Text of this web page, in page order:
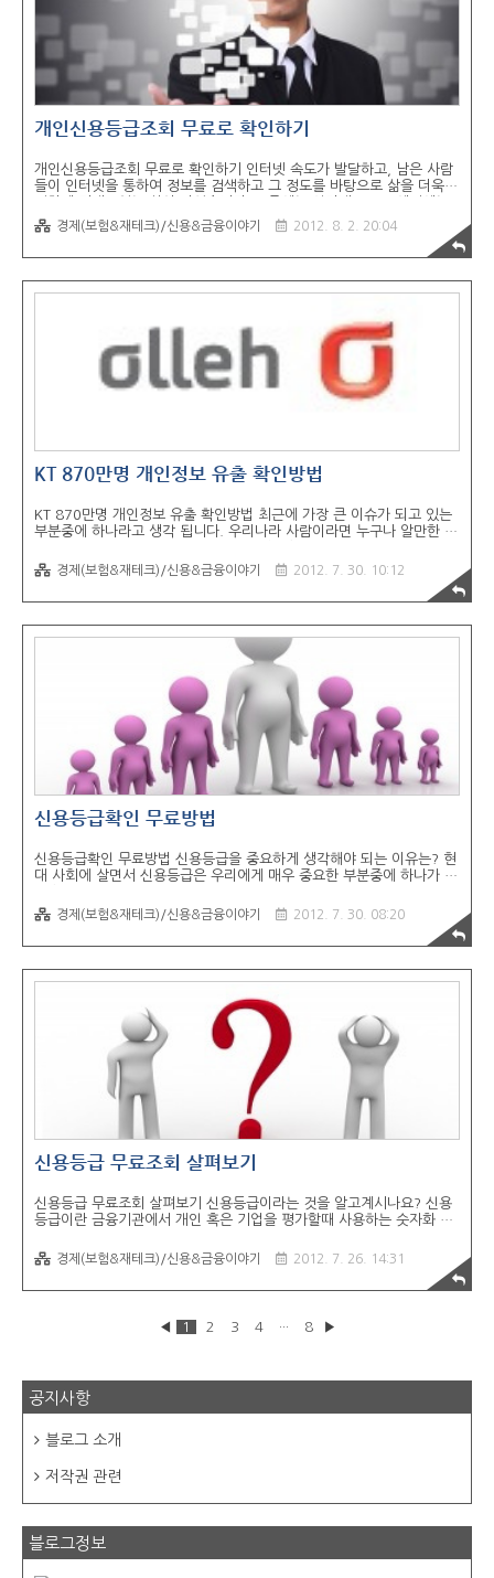
개인신용등급조회 무료로 확인하기
개인신용등급조회 무료로 확인하기 인터넷 속도가 발달하고, 남은 사람
들이 인터넷을 통하여 정보를 검색하고 그 정도를 바탕으로 삶을 더욱
하지 못하는 것들을 할수 있습니다. 예를 들면 신용등급 조회를 조회하
는 것은 금융권에 직접 방문을 해야만 가능했던 일이지만, 요즘에는 인
터넷을 통해서도 정확한 자신의 신용등급을 확인할 수 있습니다. 또한
급? 왜 필요한것일까? 신용등급은 성인이라면 누구나 가지고 있는 보이
으면 시험점수가 좋은것처럼 신용등급도 좋은 신용거래를 하면 점수가
오르게 됩니다. 신용등급이란, 금융..
경제(보험&재테크)/신용&금융이야기 2012. 8. 2. 20:04
KT 870만명 개인정보 유출 확인방법
KT 870만명 개인정보 유출 확인방법 최근에 가장 큰 이슈가 되고 있는
부분중에 하나라고 생각 됩니다. 우리나라 사람이라면 누구나 알만한 기
870만명이라는 사람의 개인정보가 유출되었다고 합니다. KT에 가입되
어있는 개인정보가 약 1600만명이라고 하는걸로 알고있습니다. 그러면
이미 절반이 넘는 사람이 개인정보가 유출되었다고 합니다. 그러고 나온
물건이 아닙니다. 회수란 있을 수 없답니다. KT 개인정보 유출 확인 어
떻게? 일단 가장 먼저 KT의 개인정보 유출 확인 하는 방법은 KT 올레닷
컴[링크]로 접속하시면 사이트 중앙에 조그마한 팝업창이 하나 보이실껍
경제(보험&재테크)/신용&금융이야기 2012. 7. 30. 10:12
신용등급확인 무료방법
신용등급확인 무료방법 신용등급을 중요하게 생각해야 되는 이유는? 현
대 사회에 살면서 신용등급은 우리에게 매우 중요한 부분중에 하나가 되
이 있습니다. 신용등급이란, 개인이 가지고 있는 보이지 않는 하나의 재
산이라고 표현 할 수 있습니다. 일반적으로 신용등급이 필요한 경우는
대출, 금융거래 실적우대, 기타 금융&통신&사업 등 널리 이용됩니다.
런경우도 아무나 대출을 해주지 않고 거래자의 신용도를 확인하고 대출
3금융권.. 점점 내려가게 되고, 그만큼 이자도 크게 불어나기 마련입니
다. 신용등급확인 무료방법..
경제(보험&재테크)/신용&금융이야기 2012. 7. 30. 08:20
신용등급 무료조회 살펴보기
신용등급 무료조회 살펴보기 신용등급이라는 것을 알고계시나요? 신용
등급이란 금융기관에서 개인 혹은 기업을 평가할때 사용하는 숫자화 되
용을 평가하고 그에 맞는 금융거래를 할 수 잇습니다. 1. 신용등급이 중
요한 이유는? 위에서도 잠깐 이야기했지만, 신용등급이란건 금융기관에
서 개인 및 기업에게 부여되는 하나의 신용입니다. 예를 들어 우리가 살
에게 돈을 빌려줄 수 있다는건 내가 돈이 넘쳐나서가 아니라, 내가 그사
람을 믿을 수 있기 때문에 빌려주는 것입니다. 반대로 여유돈이 있어도
경제(보험&재테크)/신용&금융이야기 2012. 7. 26. 14:31
◀ 1 2 3 4 ··· 8 ▶
공지사항
블로그 소개
저작권 관련
블로그정보